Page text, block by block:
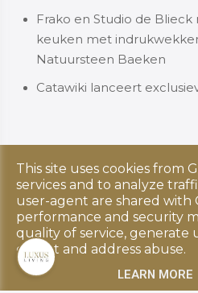
Frako en Studio de Blieck
keuken met
Natuursteen Baeken
Catawiki lanceert
Copyright © 2026 Luxus
Privacy & Cookies|UP-
This site uses cookies from
services and to analyze
user-agent are shared with
performance and security
quality of service, generate
detect and address abuse.
LEARN MORE